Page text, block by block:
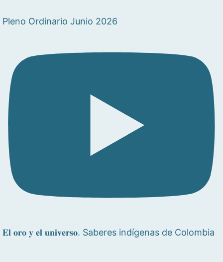
Pleno Ordinario Junio 2026
𝐄𝐥 𝐨𝐫𝐨 𝐲 𝐞𝐥 𝐮𝐧𝐢𝐯𝐞𝐫𝐬𝐨. Saberes indígenas de Colombia